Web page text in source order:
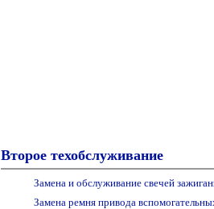
Второе техобслуживание
Замена и обслуживание свечей
Замена ремня привода